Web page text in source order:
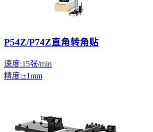
P54Z/P74Z直角转角贴
速度:15张/min
精度:±1mm